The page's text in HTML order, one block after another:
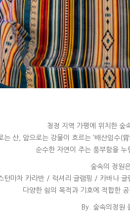
청정 지역 가평에 위치한 숲
는 산, 앞으로는 강물이 흐르는 ‘배산임수(
순수한 자연이 주는 풍부함을 누
숲속의 정원
턴마차 카라반 / 럭셔리 글램핑 / 카바나 글
다양한 쉼의 목적과 기호에 적합한
By. 숲속의정원